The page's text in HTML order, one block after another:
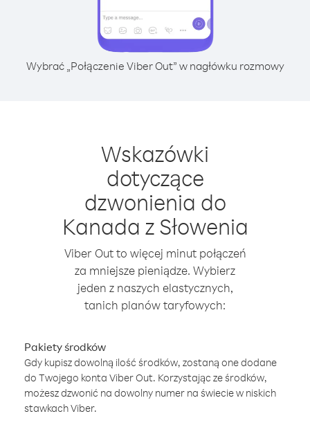
Wybrać „Połączenie Viber Out” w nagłówku rozmowy
Wskazówki
dotyczące
dzwonienia do
Kanada z Słowenia
Viber Out to więcej minut połączeń
za mniejsze pieniądze. Wybierz
jeden z naszych elastycznych,
tanich planów taryfowych:
Pakiety środków
Gdy kupisz dowolną ilość środków, zostaną one dodane
do Twojego konta Viber Out. Korzystając ze środków,
możesz dzwonić na dowolny numer na świecie w niskich
stawkach Viber.